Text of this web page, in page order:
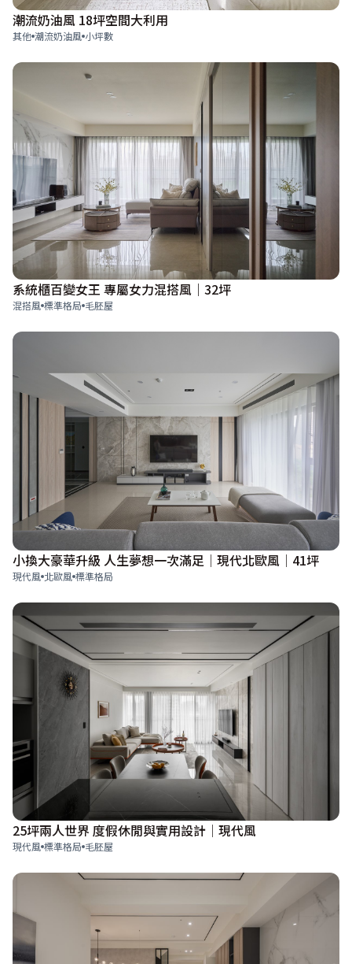
潮流奶油風 18坪空間大利用
其他 潮流奶油風 小坪數
系統櫃百變女王 專屬女力混搭風｜32坪
混搭風 標準格局 毛胚屋
小換大豪華升級 人生夢想一次滿足│現代北歐風│41坪
現代風 北歐風 標準格局
25坪兩人世界 度假休閒與實用設計│現代風
現代風 標準格局 毛胚屋